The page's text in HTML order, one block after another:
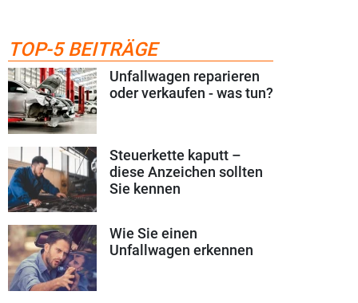
TOP-5 BEITRÄGE
Unfallwagen reparieren
oder verkaufen - was tun?
Steuerkette kaputt –
diese Anzeichen sollten
Sie kennen
Wie Sie einen
Unfallwagen erkennen